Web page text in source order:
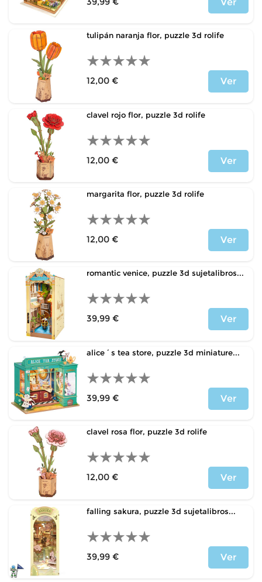
tulipán naranja flor, puzzle 3d rolife
12,00 €
Ver
clavel rojo flor, puzzle 3d rolife
12,00 €
Ver
margarita flor, puzzle 3d rolife
12,00 €
Ver
romantic venice, puzzle 3d sujetalibros...
39,99 €
Ver
alice´s tea store, puzzle 3d miniature...
39,99 €
Ver
clavel rosa flor, puzzle 3d rolife
12,00 €
Ver
falling sakura, puzzle 3d sujetalibros...
39,99 €
Ver